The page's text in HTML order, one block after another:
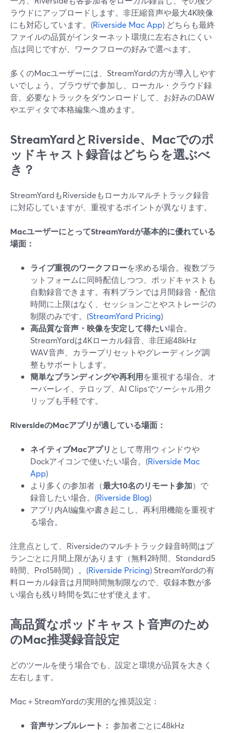
ラウドにアップロードします。非圧縮音声や最大4K映像
にも対応しています。(Riverside Mac App) どちらも最終
ファイルの品質がインターネット環境に左右されにくい
点は同じですが、ワークフローの好みで選べます。
多くのMacユーザーには、StreamYardの方が導入しやす
いでしょう。ブラウザで参加し、ローカル・クラウド録
音、必要なトラックをダウンロードして、お好みのDAW
やエディタで本格編集へ進めます。
StreamYardとRiverside、Macでのポ
ッドキャスト録音はどちらを選ぶべ
き？
StreamYardもRiversideもローカルマルチトラック録音
に対応していますが、重視するポイントが異なります。
MacユーザーにとってStreamYardが基本的に優れている
場面：
ライブ重視のワークフローを求める場合。複数プラ
ットフォームに同時配信しつつ、ポッドキャストも
自動録音できます。有料プランでは月間録音・配信
時間に上限はなく、セッションごとやストレージの
制限のみです。(StreamYard Pricing)
高品質な音声・映像を安定して得たい場合。
StreamYardは4Kローカル録音、非圧縮48kHz
WAV音声、カラープリセットやグレーディング調
整もサポートします。
簡単なブランディングや再利用を重視する場合。オ
ーバーレイ、テロップ、AI Clipsでソーシャル用ク
リップも手軽です。
RiversideのMacアプリが適している場面：
ネイティブMacアプリ として専用ウィンドウや
Dockアイコンで使いたい場合。(Riverside Mac
App)
より多くの参加者（最大10名のリモート参加）で
録音したい場合。(Riverside Blog)
アプリ内AI編集や書き起こし、再利用機能を重視す
る場合。
注意点として、Riversideのマルチトラック録音時間はプ
ランごとに月間上限があります（無料2時間、Standard5
時間、Pro15時間）。(Riverside Pricing) StreamYardの有
料ローカル録音は月間時間無制限なので、収録本数が多
い場合も残り時間を気にせず使えます。
高品質なポッドキャスト音声のため
のMac推奨録音設定
どのツールを使う場合でも、設定と環境が品質を大きく
左右します。
Mac＋StreamYardの実用的な推奨設定：
音声サンプルレート： 参加者ごとに48kHz